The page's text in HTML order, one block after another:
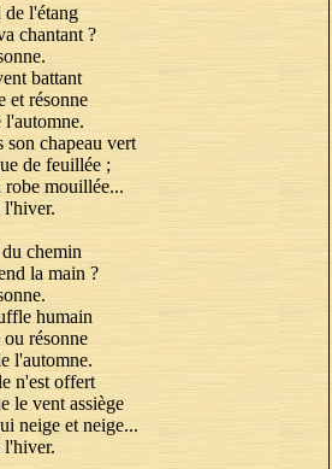
l'étang
chantant ?
battant
et résonne
chapeau vert
de feuillée ;
robe mouillée...
chemin
la main ?
humain
résonne
l'automne.
n'est offert
le vent assiège
neige et neige...